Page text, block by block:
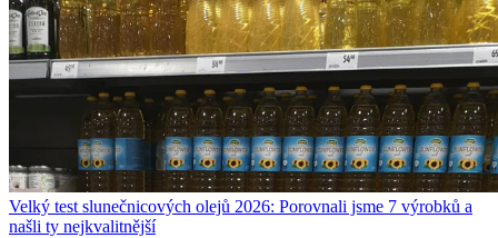
Velký test slunečnicových olejů 2026: Porovnali jsme 7 výrobků a
našli ty nejkvalitnější